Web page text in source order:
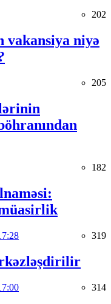
202
vakansiya niyə
205
182
319
314